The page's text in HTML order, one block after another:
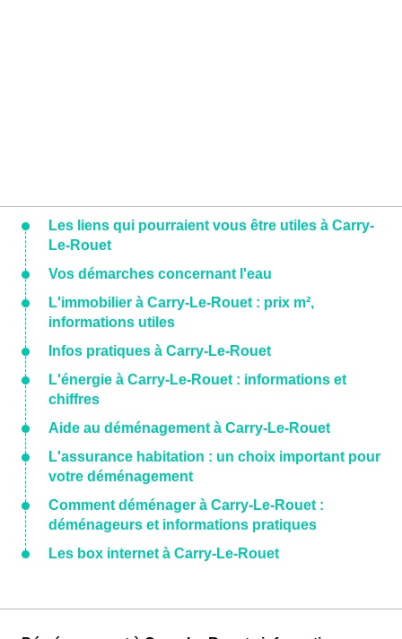
Les liens qui pourraient vous être utiles à Carry-
Le-Rouet
Vos démarches concernant l'eau
L'immobilier à Carry-Le-Rouet : prix m²,
informations utiles
Infos pratiques à Carry-Le-Rouet
L'énergie à Carry-Le-Rouet : informations et
chiffres
Aide au déménagement à Carry-Le-Rouet
L'assurance habitation : un choix important pour
votre déménagement
Comment déménager à Carry-Le-Rouet :
déménageurs et informations pratiques
Les box internet à Carry-Le-Rouet